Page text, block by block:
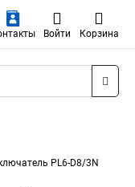
Войти Корзина
PL6-D8/3N